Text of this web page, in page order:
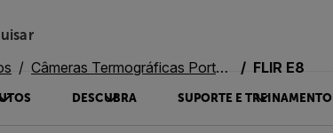
DESCUBRA SUPORTE E TREINAMENTO
Câmeras Termográficas Portáteis Legadas FLIR E8